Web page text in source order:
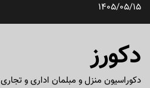
پرش1405/05/15
دکورز
دکوراسیون منزل و مبلمان اداری و تجاری